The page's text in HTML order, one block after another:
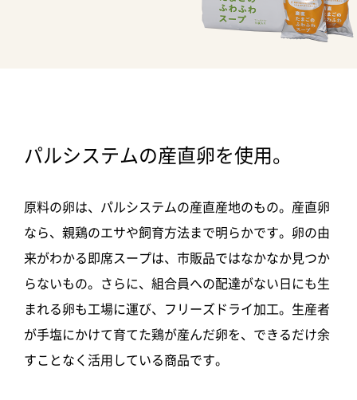
パルシステムの産直卵を使用。
原料の卵は、パルシステムの産直産地のもの。産直卵
なら、親鶏のエサや飼育方法まで明らかです。卵の由
来がわかる即席スープは、市販品ではなかなか見つか
らないもの。さらに、組合員への配達がない日にも生
まれる卵も工場に運び、フリーズドライ加工。生産者
が手塩にかけて育てた鶏が産んだ卵を、できるだけ余
すことなく活用している商品です。